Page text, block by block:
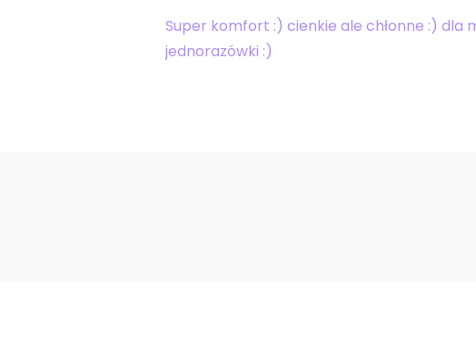
Super komfort :) cienkie ale chłonne :) dla
jednorazówki :)